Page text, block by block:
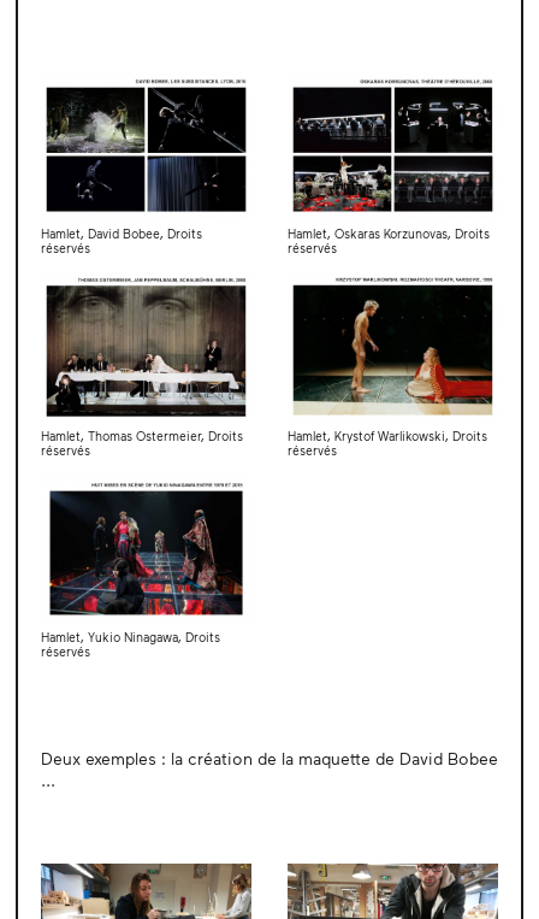
Hamlet, David Bobee, Droits
réservés
Hamlet, Oskaras Korzunovas, Droits
réservés
Hamlet, Thomas Ostermeier, Droits
réservés
Hamlet, Krystof Warlikowski, Droits
réservés
Hamlet, Yukio Ninagawa, Droits
réservés
Deux exemples : la création de la maquette de David Bobee
...